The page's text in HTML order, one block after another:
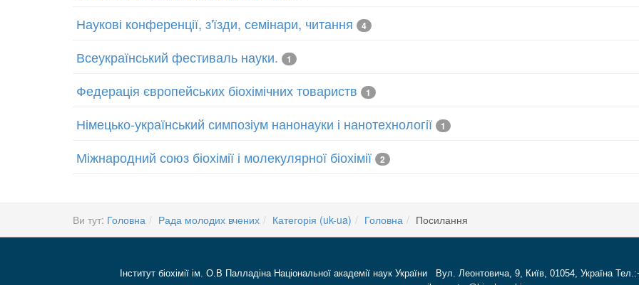
Наукові конференції, з'їзди, семінари, читання 4
Всеукраїнський фестиваль науки. 1
Федерація європейських біохімічних товариств 1
Німецько-український симпозіум нанонауки і нанотехнології 1
Міжнародний союз біохімії і молекулярної біохімії 2
Ви тут: Головна Рада молодих вчених Категорія (uk-ua) Головна Посилання
Інститут біохімії ім. О.В Палладіна Національної академії наук України Вул. Леонтовича, 9, Київ, 01054, Україна